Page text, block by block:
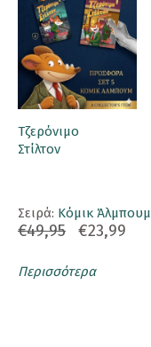
Τζερόνιμο
Στίλτον
Σειρά: Κόμικ Άλμπουμ
€49,95 €23,99
Περισσότερα